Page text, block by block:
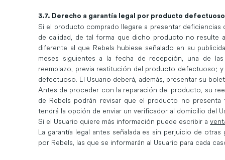
3.7. Derecho a garantía legal por producto defectuoso
Si el producto comprado llegare a presentar
de calidad, de tal forma que dicho producto no resulte
diferente al que Rebels hubiese señalado en su
meses siguientes a la fecha de recepción, una de
reemplazo, previa restitución del producto defectuoso;
defectuoso. El Usuario deberá, además, presentar su
Antes de proceder con la reparación del producto, su
de Rebels podrán revisar que el producto no presenta
tendrá la opción de enviar un verificador al domicilio del
Si el Usuario quiere más información puede escribir a
La garantía legal antes señalada es sin perjuicio de
por Rebels, las que se informarán al Usuario para cada